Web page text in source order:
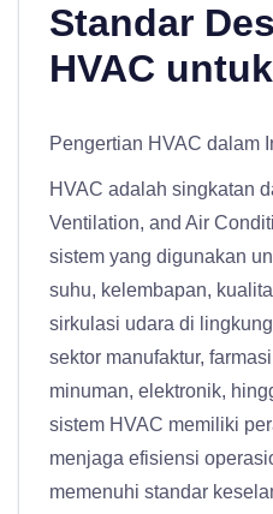
Standar
HVAC
Pengertian HVAC dalam
HVAC adalah singkatan
Ventilation, and Air
sistem yang digunakan
suhu, kelembapan,
sirkulasi udara di
sektor manufaktur,
minuman, elektronik,
sistem HVAC memiliki
menjaga efisiensi
memenuhi standar